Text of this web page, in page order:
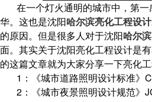
在一个灯火通明的城市中，第
华。这也是沈阳哈尔滨亮化工程设计
的原因。但是很多人对于沈阳哈尔
面。其实关于沈阳亮化工程设计是
的这篇文章就为大家分享一下亮化工
1：《城市道路照明设计标准》
2：《城市夜景照明设计规范》